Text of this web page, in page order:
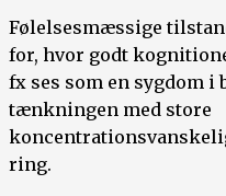
Følelsesmæssige
for, hvor godt
fx ses som en sygdom i
tænkningen med store
ring.